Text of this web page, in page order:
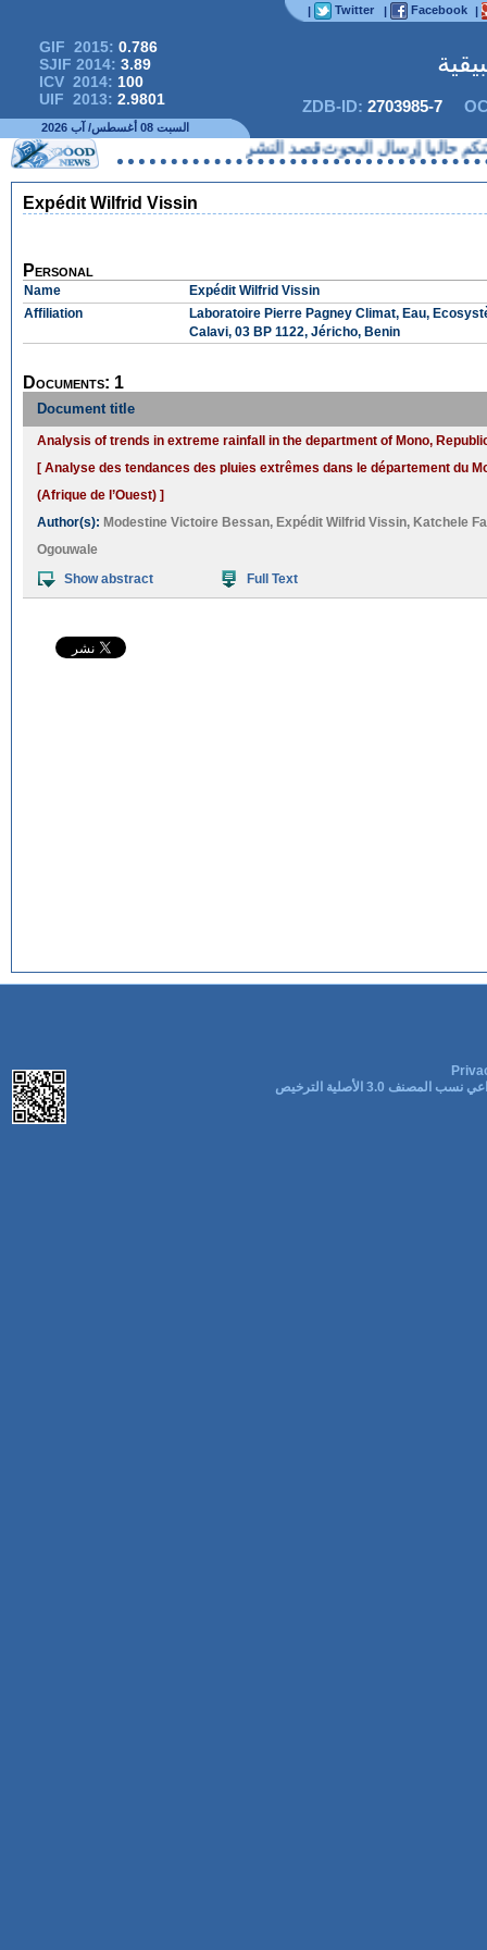
| Twitter | Facebook |
GIF 2015: 0.786
SJIF 2014: 3.89
ICV 2014: 100
UIF 2013: 2.9801 ZDB-ID: 2703985-7
السبت 08 أغسطس/ آب 2026
حاليا إرسال البحوث قصد النشر
Expédit Wilfrid Vissin
Personal
Name
Expédit Wilfrid Vissin
Affiliation
Laboratoire Pierre Pagney Climat, Eau,
Calavi, 03 BP 1122, Jéricho, Benin
Documents: 1
Document title
Analysis of trends in extreme rainfall in the department of Mono,
[ Analyse des tendances des pluies extrêmes dans le département du
(Afrique de l’Ouest) ]
Author(s): Modestine Victoire Bessan, Expédit Wilfrid Vissin, Katchele
Ogouwale
Show abstract
Full Text
المصنف 3.0 الأصلية الترخيص